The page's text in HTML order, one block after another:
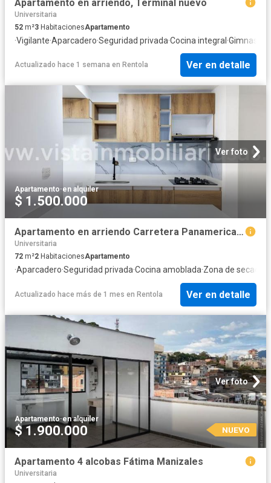
Apartamento en arriendo, Terminal nuevo
Universitaria
52 m²3 HabitacionesApartamento
·Vigilante·Aparcadero·Seguridad privada·Cocina integral·Gimnasio
Actualizado hace 1 semana en Rentola Ver en detalle
Ver foto
Apartamento·en alquiler
$ 1.500.000
Apartamento en arriendo Carretera Panamericana, Las Colinas, Comuna Universitaria, Perímetro Urbano Manizales, Manizales, Centrosur, Caldas, Rap Del Agua Y La Montaña, 176001, Colombia
Universitaria
72 m²2 HabitacionesApartamento
·Aparcadero·Seguridad privada·Cocina amoblada·Zona de secado
Actualizado hace más de 1 mes en Rentola Ver en detalle
Ver foto
Apartamento·en alquiler
$ 1.900.000 NUEVO
Apartamento 4 alcobas Fátima Manizales
Universitaria